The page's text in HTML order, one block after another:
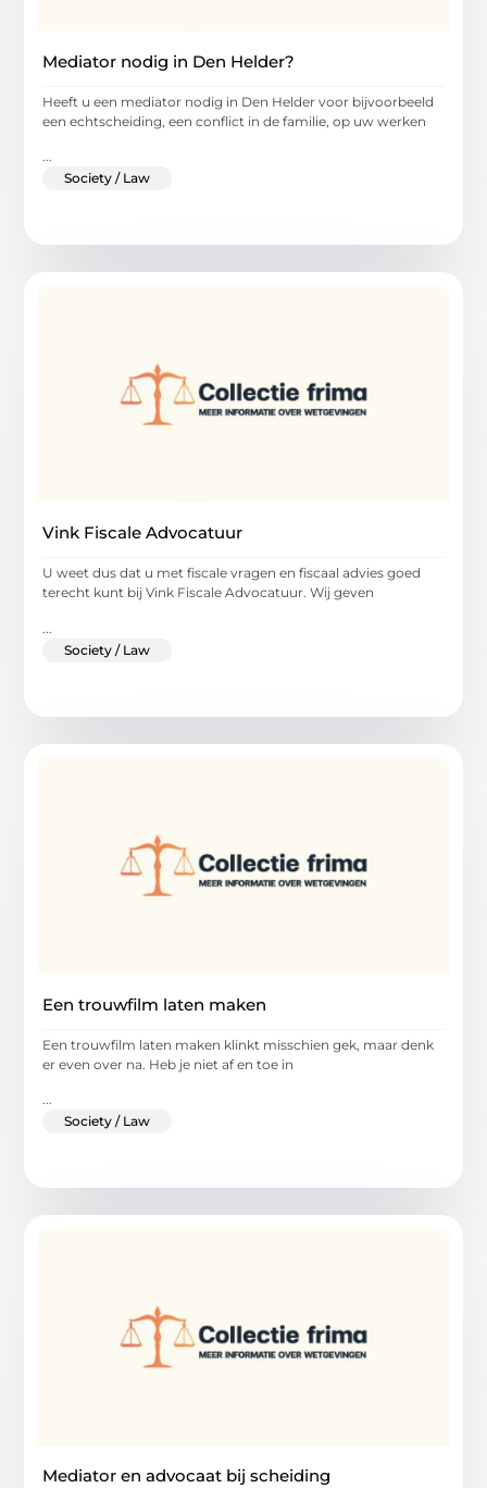
Mediator nodig in Den Helder?
Heeft u een mediator nodig in Den Helder voor bijvoorbeeld
een echtscheiding, een conflict in de familie, op uw werken
...
Society / Law
Vink Fiscale Advocatuur
U weet dus dat u met fiscale vragen en fiscaal advies goed
terecht kunt bij Vink Fiscale Advocatuur. Wij geven
Society / Law
Een trouwfilm laten maken
Een trouwfilm laten maken klinkt misschien gek, maar denk
er even over na. Heb je niet af en toe in
...
Society / Law
Mediator en advocaat bij scheiding